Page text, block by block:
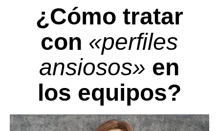
¿Cómo tratar
con «perfiles
ansiosos» en
los equipos?